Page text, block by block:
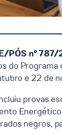
PÓS nº
do
e 22 de
provas
negros,